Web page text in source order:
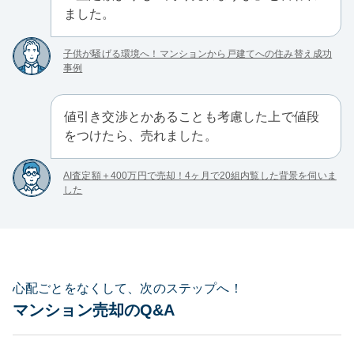
ました。
子供が騒げる環境へ！マンションから戸建てへの住み替え成功
事例
値引き交渉とかあることも考慮した上で値段
をつけたら、売れました。
AI査定額＋400万円で売却！4ヶ月で20組内覧した背景を伺いま
した
心配ごとをなくして、次のステップへ！
マンション売却のQ&A